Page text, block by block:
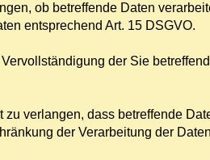
ob betreffende Daten
entsprechend Art. 15 DSGVO.
der Sie
verlangen, dass betreffende
der Verarbeitung der